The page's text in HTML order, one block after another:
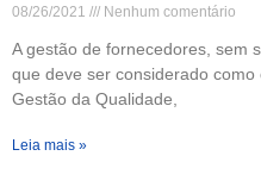
08/26/2021 Nenhum comentário
A gestão de fornecedores, sem
que deve ser considerado
Gestão da Qualidade,
Leia mais »